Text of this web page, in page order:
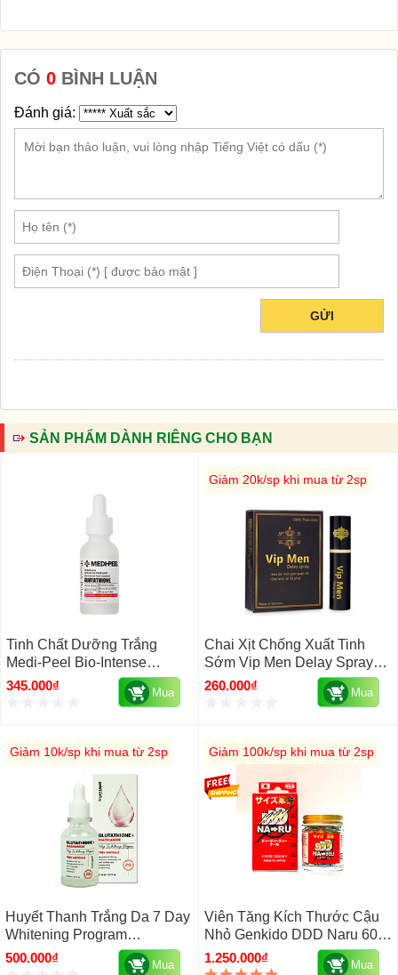
CÓ 0 BÌNH LUẬN
Đánh giá:
GỬI
SẢN PHẨM DÀNH RIÊNG CHO BẠN
Tinh Chất Dưỡng Trắng
Medi-Peel Bio-Intense
Glutathione 600 White
Ampoule Hàn Quốc 30ml
345.000₫ Mua
Giảm 20k/sp khi mua từ 2sp
Chai Xịt Chống Xuất Tinh
Sớm Vip Men Delay Spray
10ml
260.000₫ Mua
Giảm 10k/sp khi mua từ 2sp
Huyết Thanh Trắng Da 7 Day
Whitening Program
Glutathione 700 V-
AmpleHuyết Thanh Dưỡng
500.000₫ Mua
Giảm 100k/sp khi mua từ 2sp
Viên Tăng Kích Thước Cậu
Nhỏ Genkido DDD Naru 60
Viên Nhật Bản
1.250.000₫ Mua